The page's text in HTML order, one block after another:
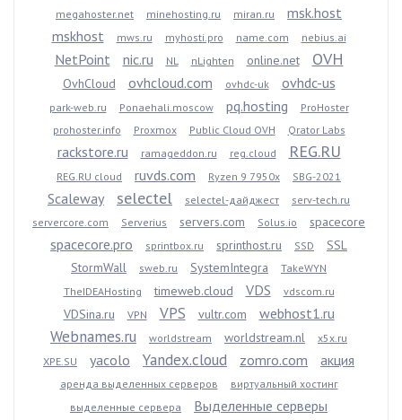
megahoster.net
minehosting.ru miran.ru
msk.host
mskhost
mws.ru myhosti.pro name.com nebius.ai
NetPoint nic.ru NL nLighten online.net OVH
OvhCloud ovhcloud.com ovhdc-uk ovhdc-us
park-web.ru Ponaehali.moscow pq.hosting
ProHoster
prohoster.info
Proxmox Public Cloud OVH Qrator Labs
rackstore.ru ramageddon.ru reg.cloud REG.RU
REG.RU cloud ruvds.com Ryzen 9 7950x SBG-2021
Scaleway selectel selectel-дайджест
serv-tech.ru
servercore.com
Serverius servers.com Solus.io spacecore
spacecore.pro sprintbox.ru sprinthost.ru SSD
SSL
StormWall
sweb.ru SystemIntegra
TakeWYN
TheIDEAHosting
timeweb.cloud VDS vdscom.ru
VDSina.ru VPN VPS vultr.com webhost1.ru
Webnames.ru worldstream worldstream.nl
x5x.ru
XPE.SU
yacolo Yandex.cloud zomro.com акция
аренда выделенных серверов
виртуальный хостинг
выделенные сервера
Выделенные серверы